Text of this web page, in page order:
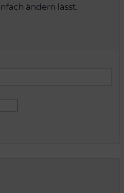
ändern lässt.